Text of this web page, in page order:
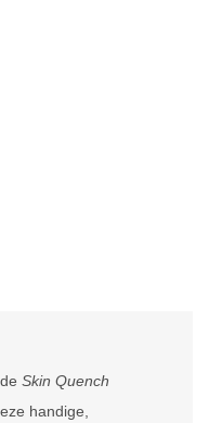
Skin Quench
handige,